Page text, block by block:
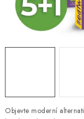
ZNAČKY
Objevte moderní